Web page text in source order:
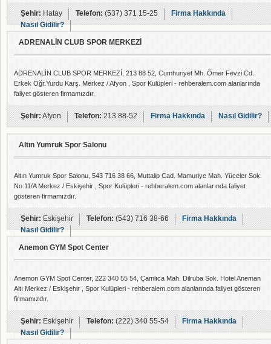
Şehir:Hatay Telefon:(537) 371 15-25
Firma Hakkında
Nasıl Gidilir?
ADRENALİN CLUB SPOR MERKEZİ
ADRENALİN CLUB SPOR MERKEZİ, 213 88 52, Cumhuriyet Mh. Ömer Fevzi Cd.
Erkek Öğr.Yurdu Karş. Merkez / Afyon , Spor Kulüpleri - rehberalem.com alanlarında
faliyet gösteren firmamızdır.
Şehir:Afyon Telefon:213 88-52 Firma Hakkında Nasıl Gidilir?
Altın Yumruk Spor Salonu
Altın Yumruk Spor Salonu, 543 716 38 66, Muttalip Cad. Mamuriye Mah. Yüceler Sok.
No:11/A Merkez / Eskişehir , Spor Kulüpleri - rehberalem.com alanlarında faliyet
gösteren firmamızdır.
Şehir:Eskişehir Telefon:(543) 716 38-66
Firma Hakkında
Nasıl Gidilir?
Anemon GYM Spot Center
Anemon GYM Spot Center, 222 340 55 54, Çamlıca Mah. Dilruba Sok. Hotel Aneman
Altı Merkez / Eskişehir , Spor Kulüpleri - rehberalem.com alanlarında faliyet gösteren
firmamızdır.
Şehir:Eskişehir Telefon:(222) 340 55-54
Firma Hakkında
Nasıl Gidilir?